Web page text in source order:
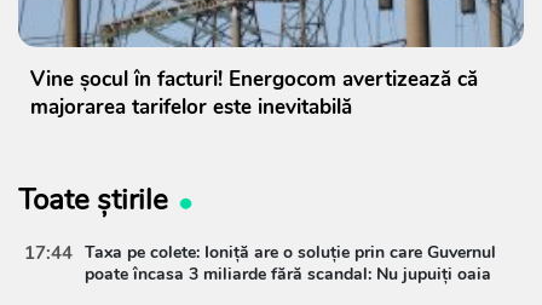
Vine șocul în facturi! Energocom avertizează că
majorarea tarifelor este inevitabilă
Toate știrile
17:44 Taxa pe colete: Ioniță are o soluție prin care Guvernul
poate încasa 3 miliarde fără scandal: Nu jupuiți oaia